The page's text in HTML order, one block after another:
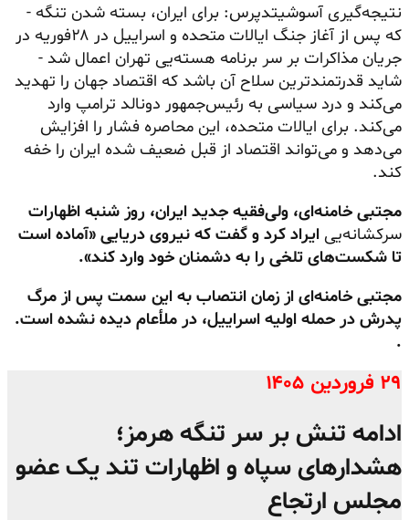
نتیجه‌گیری آسوشیتدپرس: برای ایران، بسته شدن تنگه -
که پس از آغاز جنگ ایالات متحده و اسراییل در ۲۸فوریه در
جریان مذاکرات بر سر برنامه هسته‌یی تهران اعمال شد -
شاید قدرتمندترین سلاح آن باشد که اقتصاد جهان را تهدید
می‌کند و درد سیاسی به رئیس‌جمهور دونالد ترامپ وارد
می‌کند. برای ایالات متحده، این محاصره فشار را افزایش
می‌دهد و می‌تواند اقتصاد از قبل ضعیف شده ایران را خفه
کند.
مجتبی خامنه‌ای، ولی‌فقیه جدید ایران، روز شنبه اظهارات
سرکشانه‌یی ایراد کرد و گفت که نیروی دریایی «آماده است
تا شکست‌های تلخی را به دشمنان خود وارد کند».
مجتبی خامنه‌ای از زمان انتصاب به این سمت پس از مرگ
پدرش در حمله اولیه اسراییل، در ملأعام دیده نشده است.
.
۲۹ فروردین ۱۴۰۵
ادامه تنش بر سر تنگه هرمز؛
هشدارهای سپاه و اظهارات تند یک عضو
مجلس ارتجاع